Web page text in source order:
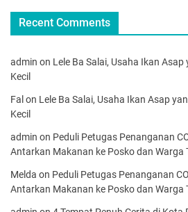
Recent Comments
admin on Lele Ba Salai, Usaha Ikan
Kecil
Fal on Lele Ba Salai, Usaha Ikan Asap
Kecil
admin on Peduli Petugas Penanganan
Antarkan Makanan ke Posko dan Warga
Melda on Peduli Petugas Penanganan
Antarkan Makanan ke Posko dan Warga